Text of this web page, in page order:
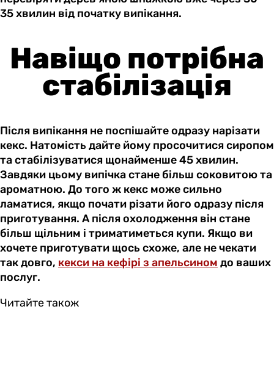
35 хвилин від початку випікання.
Навіщо потрібна
стабілізація
Після випікання не поспішайте одразу нарізати
кекс. Натомість дайте йому просочитися сиропом
та стабілізуватися щонайменше 45 хвилин.
Завдяки цьому випічка стане більш соковитою та
ароматною. До того ж кекс може сильно
ламатися, якщо почати різати його одразу після
приготування. А після охолодження він стане
більш щільним і триматиметься купи. Якщо ви
хочете приготувати щось схоже, але не чекати
так довго, кекси на кефірі з апельсином до ваших
послуг.
Читайте також